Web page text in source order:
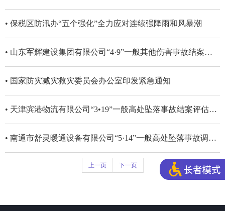
• 保税区防汛办“五个强化”全力应对连续强降雨和风暴潮
• 山东军辉建设集团有限公司“4·9”一般其他伤害事故结案评估报告
• 国家防灾减灾救灾委员会办公室印发紧急通知
• 天津滨港物流有限公司“3•19”一般高处坠落事故结案评估报告
• 南通市舒灵暖通设备有限公司“5·14”一般高处坠落事故调查报告
上一页 下一页